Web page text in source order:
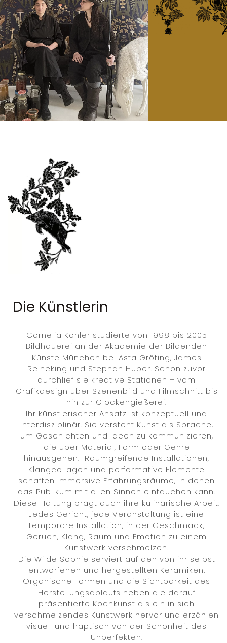
Die Künstlerin
Cornelia Kohler studierte von 1998 bis 2005
Bildhauerei an der Akademie der Bildenden
Künste München bei Asta Gröting, James
Reineking und Stephan Huber. Schon zuvor
durchlief sie kreative Stationen – vom
Grafikdesign über Szenenbild und Filmschnitt bis
hin zur Glockengießerei.
Ihr künstlerischer Ansatz ist konzeptuell und
interdisziplinär. Sie versteht Kunst als Sprache,
um Geschichten und Ideen zu kommunizieren,
die über Material, Form oder Genre
hinausgehen. Raumgreifende Installationen,
Klangcollagen und performative Elemente
schaffen immersive Erfahrungsräume, in denen
das Publikum mit allen Sinnen eintauchen kann.
Diese Haltung prägt auch ihre kulinarische Arbeit:
Jedes Gericht, jede Veranstaltung ist eine
temporäre Installation, in der Geschmack,
Geruch, Klang, Raum und Emotion zu einem
Kunstwerk verschmelzen.
Die Wilde Sophie serviert auf den von ihr selbst
entworfenen und hergestellten Keramiken.
Organische Formen und die Sichtbarkeit des
Herstellungsablaufs heben die darauf
präsentierte Kochkunst als ein in sich
verschmelzendes Kunstwerk hervor und erzählen
visuell und haptisch von der Schönheit des
Unperfekten.